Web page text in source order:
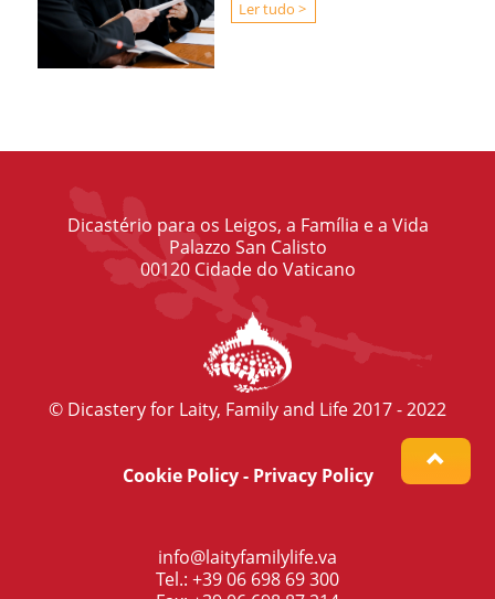
Ler tudo >
Dicastério para os Leigos, a Família e a Vida
Palazzo San Calisto
00120 Cidade do Vaticano
© Dicastery for Laity, Family and Life 2017 - 2022
Cookie Policy- Privacy Policy
info@laityfamilylife.va
Tel.: +39 06 698 69 300